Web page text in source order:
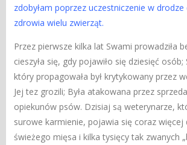
zdobyłam poprzez uczestniczenie w
zdrowia wielu zwierząt.
Przez pierwsze kilka lat Swami prowadziła
cieszyła się, gdy pojawiło się dziesięć
który propagowała był krytykowany przez
Jej tez grozili; Była atakowana przez
opiekunów psów. Dzisiaj są weterynarze,
surowe karmienie, pojawia się coraz
świeżego mięsa i kilka tysięcy tak zwanych